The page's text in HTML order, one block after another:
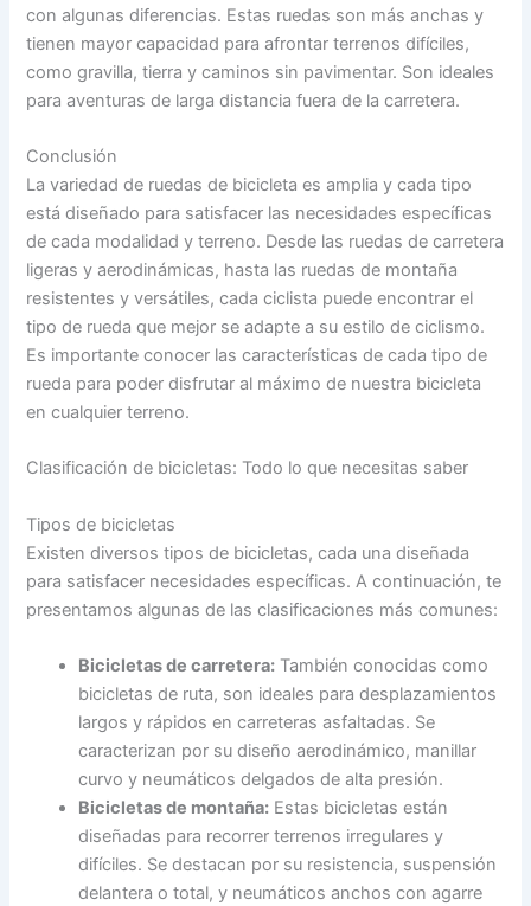
con algunas diferencias. Estas ruedas son más anchas y
tienen mayor capacidad para afrontar terrenos difíciles,
como gravilla, tierra y caminos sin pavimentar. Son ideales
para aventuras de larga distancia fuera de la carretera.
Conclusión
La variedad de ruedas de bicicleta es amplia y cada tipo
está diseñado para satisfacer las necesidades específicas
de cada modalidad y terreno. Desde las ruedas de carretera
ligeras y aerodinámicas, hasta las ruedas de montaña
resistentes y versátiles, cada ciclista puede encontrar el
tipo de rueda que mejor se adapte a su estilo de ciclismo.
Es importante conocer las características de cada tipo de
rueda para poder disfrutar al máximo de nuestra bicicleta
en cualquier terreno.
Clasificación de bicicletas: Todo lo que necesitas saber
Tipos de bicicletas
Existen diversos tipos de bicicletas, cada una diseñada
para satisfacer necesidades específicas. A continuación, te
presentamos algunas de las clasificaciones más comunes:
Bicicletas de carretera: También conocidas como
bicicletas de ruta, son ideales para desplazamientos
largos y rápidos en carreteras asfaltadas. Se
caracterizan por su diseño aerodinámico, manillar
curvo y neumáticos delgados de alta presión.
Bicicletas de montaña: Estas bicicletas están
diseñadas para recorrer terrenos irregulares y
difíciles. Se destacan por su resistencia, suspensión
delantera o total, y neumáticos anchos con agarre